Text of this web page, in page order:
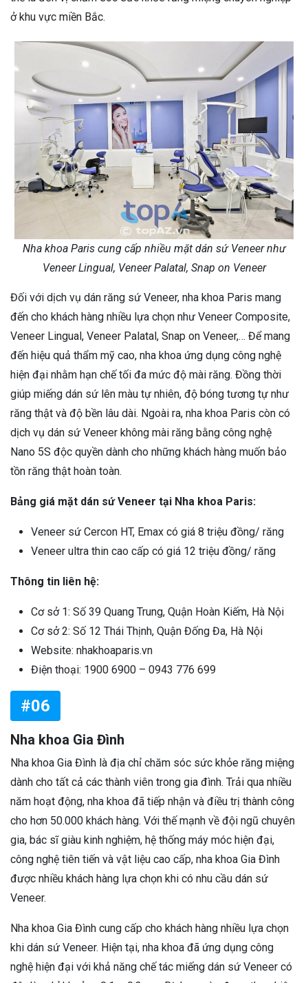
ở khu vực miền Bắc.
Nha khoa Paris cung cấp nhiều mặt dán sứ Veneer như
Veneer Lingual, Veneer Palatal, Snap on Veneer
Đối với dịch vụ dán răng sứ Veneer, nha khoa Paris mang
đến cho khách hàng nhiều lựa chọn như Veneer Composite,
Veneer Lingual, Veneer Palatal, Snap on Veneer,… Để mang
đến hiệu quả thẩm mỹ cao, nha khoa ứng dụng công nghệ
hiện đại nhằm hạn chế tối đa mức độ mài răng. Đồng thời
giúp miếng dán sứ lên màu tự nhiên, độ bóng tương tự như
răng thật và độ bền lâu dài. Ngoài ra, nha khoa Paris còn có
dịch vụ dán sứ Veneer không mài răng bằng công nghệ
Nano 5S độc quyền dành cho những khách hàng muốn bảo
tồn răng thật hoàn toàn.
Bảng giá mặt dán sứ Veneer tại Nha khoa Paris:
Veneer sứ Cercon HT, Emax có giá 8 triệu đồng/ răng
Veneer ultra thin cao cấp có giá 12 triệu đồng/ răng
Thông tin liên hệ:
Cơ sở 1: Số 39 Quang Trung, Quận Hoàn Kiếm, Hà Nội
Cơ sở 2: Số 12 Thái Thịnh, Quận Đống Đa, Hà Nội
Website: nhakhoaparis.vn
Điện thoại: 1900 6900 – 0943 776 699
#06
Nha khoa Gia Đình
Nha khoa Gia Đình là địa chỉ chăm sóc sức khỏe răng miệng
dành cho tất cả các thành viên trong gia đình. Trải qua nhiều
năm hoạt động, nha khoa đã tiếp nhận và điều trị thành công
cho hơn 50.000 khách hàng. Với thế mạnh về đội ngũ chuyên
gia, bác sĩ giàu kinh nghiệm, hệ thống máy móc hiện đại,
công nghệ tiên tiến và vật liệu cao cấp, nha khoa Gia Đình
được nhiều khách hàng lựa chọn khi có nhu cầu dán sứ
Veneer.
Nha khoa Gia Đình cung cấp cho khách hàng nhiều lựa chọn
khi dán sứ Veneer. Hiện tại, nha khoa đã ứng dụng công
nghệ hiện đại với khả năng chế tác miếng dán sứ Veneer có